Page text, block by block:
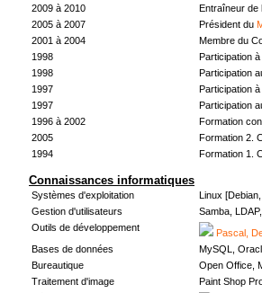
2009 à 2010
Entraîneur de
2005 à 2007
Président du
2001 à 2004
Membre du
1998
Participation à
1998
Participation
1997
Participation à
1997
Participation
1996 à 2002
Formation
2005
Formation 2.
1994
Formation 1.
Connaissances informatiques
Systèmes d'exploitation
Linux
Gestion d'utilisateurs
Samba,
Outils de développement
Pascal,
Bases de données
MySQL,
Bureautique
Open Office,
Traitement d'image
Paint Shop